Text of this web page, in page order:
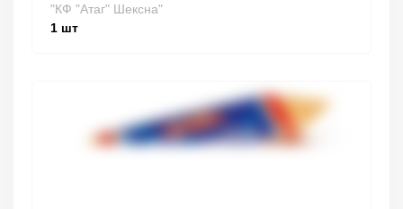
"КФ "Атаг" Шексна"
1 шт